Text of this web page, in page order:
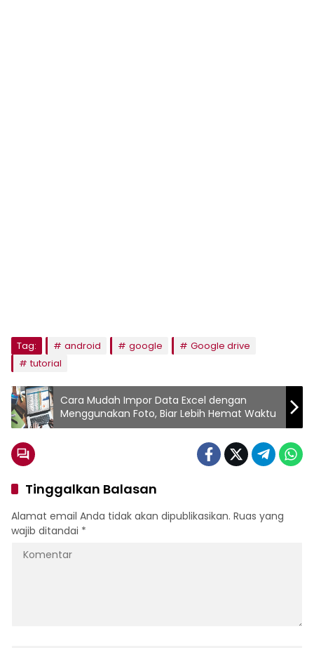
Tag: android google
Google drive
tutorial
Cara Mudah Impor Data Excel dengan
Menggunakan Foto, Biar Lebih Hemat Waktu
Tinggalkan Balasan
Alamat email Anda tidak akan dipublikasikan. Ruas yang
wajib ditandai *